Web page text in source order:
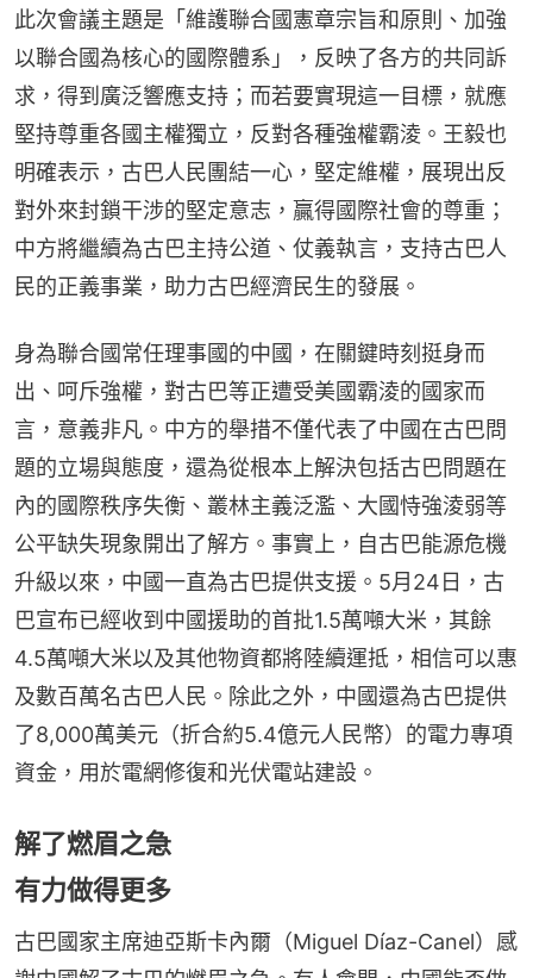
此次會議主題是「維護聯合國憲章宗旨和原則、加強
以聯合國為核心的國際體系」，反映了各方的共同訴
求，得到廣泛響應支持；而若要實現這一目標，就應
堅持尊重各國主權獨立，反對各種強權霸淩。王毅也
明確表示，古巴人民團結一心，堅定維權，展現出反
對外來封鎖干涉的堅定意志，贏得國際社會的尊重；
中方將繼續為古巴主持公道、仗義執言，支持古巴人
民的正義事業，助力古巴經濟民生的發展。
身為聯合國常任理事國的中國，在關鍵時刻挺身而
出、呵斥強權，對古巴等正遭受美國霸淩的國家而
言，意義非凡。中方的舉措不僅代表了中國在古巴問
題的立場與態度，還為從根本上解決包括古巴問題在
內的國際秩序失衡、叢林主義泛濫、大國恃強淩弱等
公平缺失現象開出了解方。事實上，自古巴能源危機
升級以來，中國一直為古巴提供支援。5月24日，古
巴宣布已經收到中國援助的首批1.5萬噸大米，其餘
4.5萬噸大米以及其他物資都將陸續運抵，相信可以惠
及數百萬名古巴人民。除此之外，中國還為古巴提供
了8,000萬美元（折合約5.4億元人民幣）的電力專項
資金，用於電網修復和光伏電站建設。
解了燃眉之急
有力做得更多
古巴國家主席迪亞斯卡內爾（Miguel Díaz-Canel）感